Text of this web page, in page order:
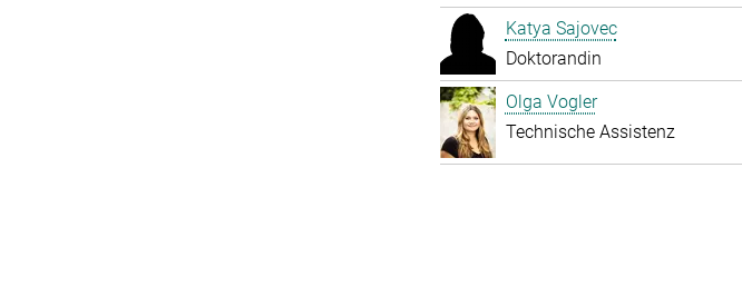
Katya Sajovec
Doktorandin
Olga Vogler
Technische Assistenz